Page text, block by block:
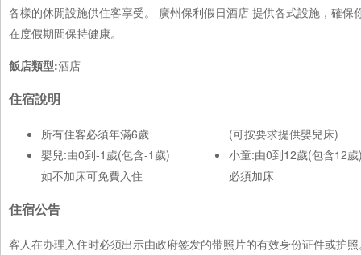
各樣的休閒設施供住客享受。 廣州保利假日酒店 提供各式設施，確
在度假期間保持健康。
飯店類型:酒店
住宿說明
所有住客必須年滿6歲
嬰兒:由0到-1歲(包含-1歲)
如不加床可免費入住
(可按要求提供嬰兒床)
小童:由0到12歲(包含12
必須加床
住宿公告
客人在办理入住时必须出示由政府签发的带照片的有效身份证件或护